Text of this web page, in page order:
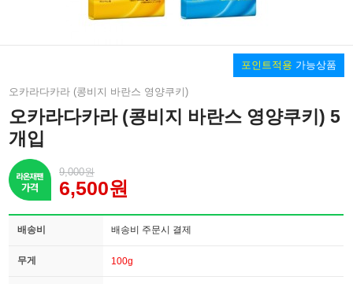
포인트적용 가능상품
오카라다카라 (콩비지 바란스 영양쿠키)
오카라다카라 (콩비지 바란스 영양쿠키) 5
개입
9,000원
6,500원
배송비 배송비 주문시 결제
무게 100g